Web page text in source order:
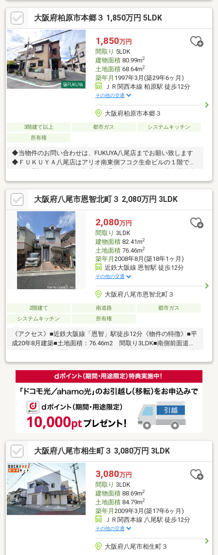
小学校まで徒歩６分（450ｍ）、志紀駅まで徒歩11分（800ｍ）東
南角地で陽当り良好！＼ストックヘーベルハウスのおすすめポイ
ント／①60年以上耐用の構造躯体②耐火・断熱・耐久・遮音・
調湿に優れたALCコンクリート＝ヘーベルを使用③リフォームし
やすい設計対応性④明確なメンテナンスプログラム⑤旭化成ホ
ームズによる60年無償定期点検も継承
大阪府柏原市本郷３ 1,850万円 5LDK
1,850万円
間取り 5LDK
建物面積80.99m2
土地面積68.64m2
築年月 1997年3月(築29年6ヶ月)
ＪＲ関西本線 柏原駅 徒歩12分
その他の交通
大阪府柏原市本郷３
3階建て以上 都市ガス
システムキッチン
所有権
◆当物件のお問い合わせは、FUKUYA八尾店までお願い致します
◆ＦＵＫＵＹＡ八尾店はアリオ南東側フコク生命ビルの１階で
す。お電話、メール、ご来店随時受付中です。ネット未掲載物件
やこれから売り出し予定の情報も豊富にございますのでまずはご
希望条件をお聞かせください。ご来店お待ちしております。
大阪府八尾市恩智北町３ 2,080万円 3LDK
2,080万円
間取り 3LDK
建物面積82.41m2
土地面積76.46m2
築年月 2008年8月(築18年1ヶ月)
近鉄大阪線 恩智駅 徒歩12分
その他の交通
大阪府八尾市恩智北町３
2階建て 南道路
都市ガス
システムキッチン
所有権
《アクセス》■近鉄大阪線「恩智」駅徒歩12分《物件の特徴》■平
成20年8月建築■土地面積：76.46m2 間取り3LDK■南側前面道路
限有）■2025年1月 コンロ・レンジフード交換、給湯器交換《周
辺環境》■セブンイレブン八尾恩智北町店まで徒歩3分(約230ｍ)■
食品館アプロ恩智店まで徒歩10分(約800ｍ)■八尾恩智郵便局まで
徒歩11分(約860ｍ)■南高安小学校まで徒歩8分(約600ｍ)■南高安中
冶谷までお願いいたします
大阪府八尾市相生町３ 3,080万円 3LDK
3,080万円
間取り 3LDK
建物面積88.69m2
土地面積84.79m2
築年月 2009年3月(築17年6ヶ月)
ＪＲ関西本線 八尾駅 徒歩12分
その他の交通
大阪府八尾市相生町３